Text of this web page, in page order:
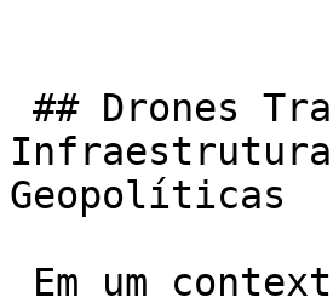
Geopolíticas